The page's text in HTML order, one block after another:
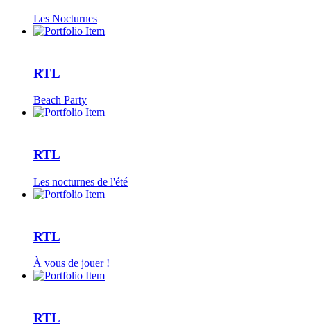
Les Nocturnes
RTL
Beach Party
RTL
Les nocturnes de l'été
RTL
À vous de jouer !
RTL